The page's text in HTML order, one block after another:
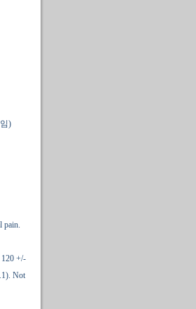
)
pain.
120 +/-
Not